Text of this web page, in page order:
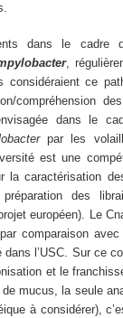
dans le cadre
,
ce
compréhension
dans le
par les
est une
caractérisation
des
européen). Le
comparaison
l’USC. Sur ce
et le
mucus, la seule
à considérer),